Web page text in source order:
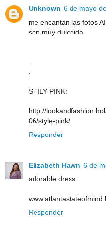
Unknown 6 de mayo
me encantan las fotos
son muy dulceida
STILY PINK:
http://
06/style-pink/
Responder
Elizabeth Hawn 6 de
adorable dress
Responder